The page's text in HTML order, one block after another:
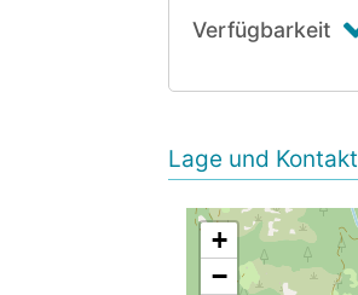
Verfügbarkeit
Lage und Kontakt
+
−